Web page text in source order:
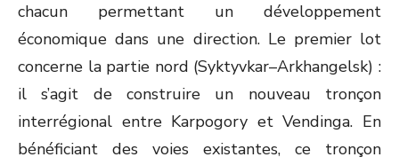
chacun permettant un développement
économique dans une direction. Le premier lot
concerne la partie nord (Syktyvkar–Arkhangelsk) :
il s’agit de construire un nouveau tronçon
interrégional entre Karpogory et Vendinga. En
bénéficiant des voies existantes, ce tronçon